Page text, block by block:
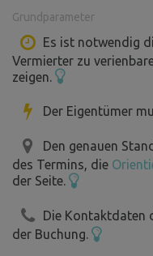
moderne Küchenzeile,
Klimaanlage,
Pergola.
8 Schlafplätze in 2
stellen wir ein
Im Preis inbegriffen
Handtücher,
Brennholz, ein Sack
Willkommensgabe.
Im Zeitraum vom
Grundparameter
Es ist notwendig
Vermierter zu
zeigen.
Der Eigentümer
Den genauen
des Termins, die
der Seite.
Die Kontaktdaten
der Buchung.